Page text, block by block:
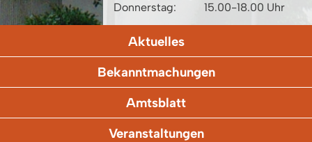
Donnerstag:
15.00-18.00 Uhr
Aktuelles
Bekanntmachungen
Amtsblatt
Veranstaltungen